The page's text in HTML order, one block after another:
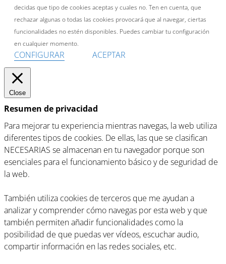
decidas que tipo de cookies aceptas y cuales no. Ten en cuenta, que
rechazar algunas o todas las cookies provocará que al navegar, ciertas
funcionalidades no estén disponibles. Puedes cambiar tu configuración
en cualquier momento.
CONFIGURAR ACEPTAR
Close
Resumen de privacidad
Para mejorar tu experiencia mientras navegas, la web utiliza
diferentes tipos de cookies. De ellas, las que se clasifican
NECESARIAS se almacenan en tu navegador porque son
esenciales para el funcionamiento básico y de seguridad de
la web.
También utiliza cookies de terceros que me ayudan a
analizar y comprender cómo navegas por esta web y que
también permiten añadir funcionalidades como la
posibilidad de que puedas ver vídeos, escuchar audio,
compartir información en las redes sociales, etc.